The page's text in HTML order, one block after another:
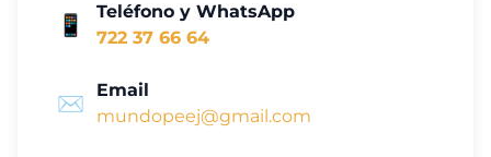
📱
Teléfono y WhatsApp
722 37 66 64
✉️
Email
mundopeej@gmail.com